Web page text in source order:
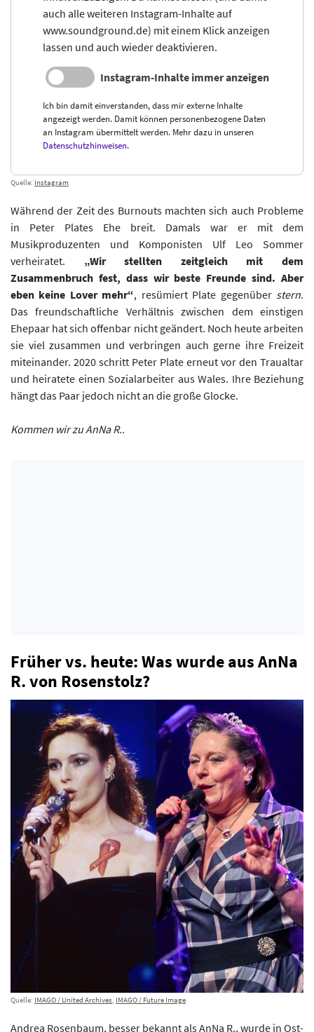
auch alle weiteren Instagram-Inhalte auf
www.soundground.de) mit einem Klick anzeigen
lassen und auch wieder deaktivieren.
Instagram-Inhalte immer anzeigen
Ich bin damit einverstanden, dass mir externe Inhalte
angezeigt werden. Damit können personenbezogene Daten
an Instagram übermittelt werden. Mehr dazu in unseren
Datenschutzhinweisen.
Quelle: Instagram
Während der Zeit des Burnouts machten sich auch Probleme
in Peter Plates Ehe breit. Damals war er mit dem
Musikproduzenten und Komponisten Ulf Leo Sommer
verheiratet. „Wir stellten zeitgleich mit dem
Zusammenbruch fest, dass wir beste Freunde sind. Aber
eben keine Lover mehr“, resümiert Plate gegenüber stern.
Das freundschaftliche Verhältnis zwischen dem einstigen
Ehepaar hat sich offenbar nicht geändert. Noch heute arbeiten
sie viel zusammen und verbringen auch gerne ihre Freizeit
miteinander. 2020 schritt Peter Plate erneut vor den Traualtar
und heiratete einen Sozialarbeiter aus Wales. Ihre Beziehung
hängt das Paar jedoch nicht an die große Glocke.
Kommen wir zu AnNa R..
Früher vs. heute: Was wurde aus AnNa
R. von Rosenstolz?
Quelle: IMAGO / United Archives, IMAGO / Future Image
Andrea Rosenbaum, besser bekannt als AnNa R., wurde in Ost-